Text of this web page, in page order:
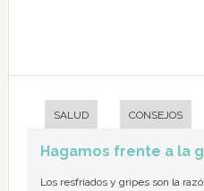
SALUD CONSEJOS
Hagamos frente a la
Los resfriados y gripes son la